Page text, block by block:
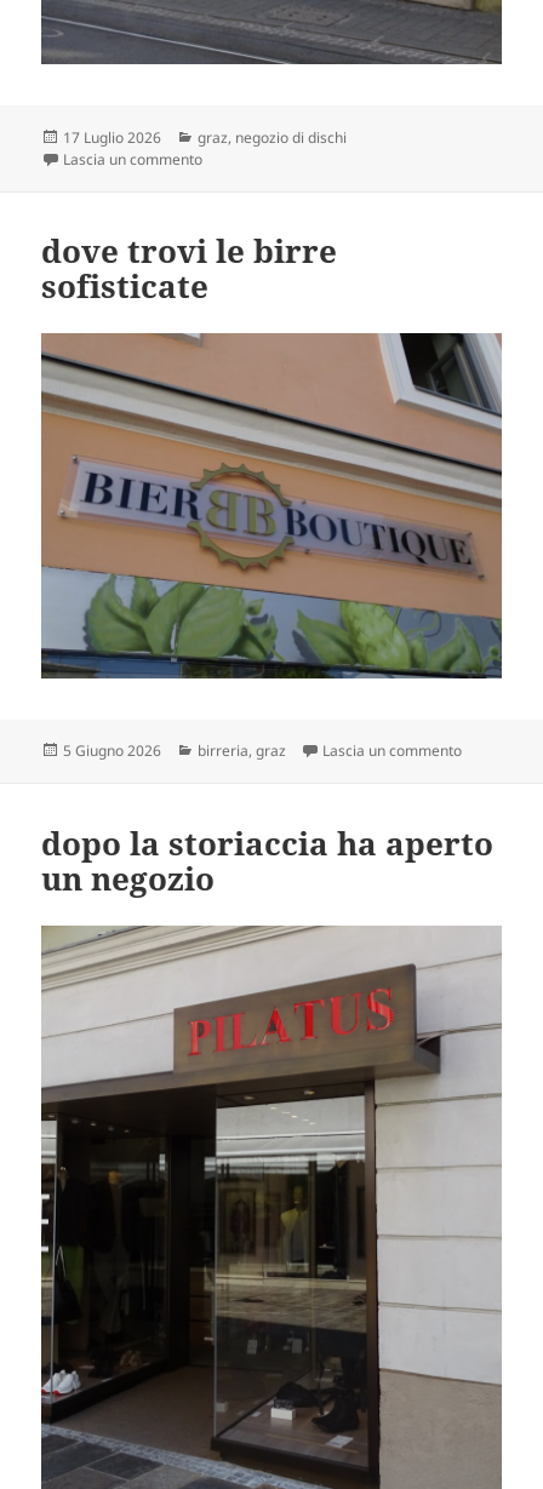
Scritto
il
17 Luglio 2026 Categorie
graz, negozio di dischi
Lascia un commentosu ma questi son stronzi?
dove trovi le birre
sofisticate
Scritto
5 Giugno 2026 Categorie
birreria,graz Lascia un commentosu dove
dopo la storiaccia ha aperto
un negozio